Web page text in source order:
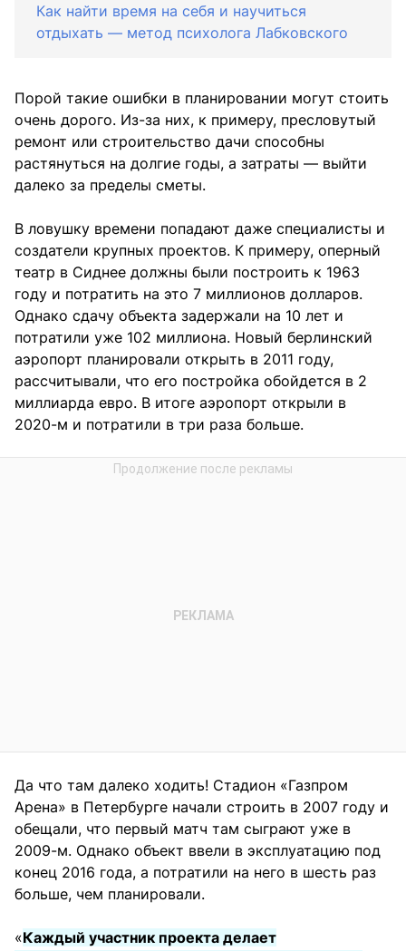
Как найти время на себя и научиться
отдыхать — метод психолога Лабковского
Порой такие ошибки в планировании могут стоить
очень дорого. Из-за них, к примеру, пресловутый
ремонт или строительство дачи способны
растянуться на долгие годы, а затраты — выйти
далеко за пределы сметы.
В ловушку времени попадают даже специалисты и
создатели крупных проектов. К примеру, оперный
театр в Сиднее должны были построить к 1963
году и потратить на это 7 миллионов долларов.
Однако сдачу объекта задержали на 10 лет и
потратили уже 102 миллиона. Новый берлинский
аэропорт планировали открыть в 2011 году,
рассчитывали, что его постройка обойдется в 2
миллиарда евро. В итоге аэропорт открыли в
2020-м и потратили в три раза больше.
Да что там далеко ходить! Стадион «Газпром
Арена» в Петербурге начали строить в 2007 году и
обещали, что первый матч там сыграют уже в
2009-м. Однако объект ввели в эксплуатацию под
конец 2016 года, а потратили на него в шесть раз
больше, чем планировали.
«Каждый участник проекта делает